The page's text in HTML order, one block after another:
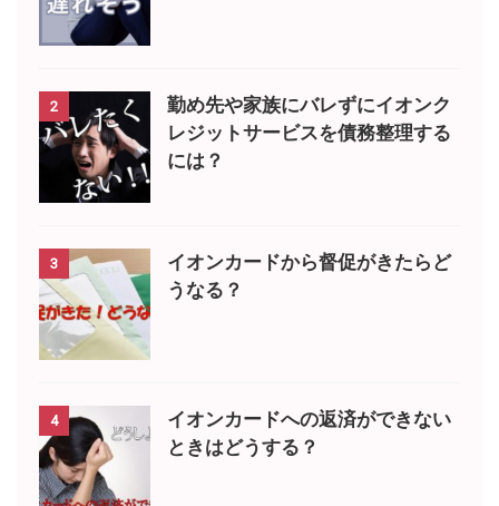
2
勤め先や家族にバレずにイオンク
レジットサービスを債務整理する
には？
3
イオンカードから督促がきたらど
うなる？
4
イオンカードへの返済ができない
ときはどうする？